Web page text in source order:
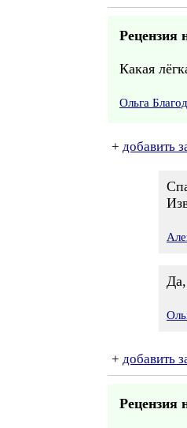
Рецензия
Какая
Ольга
+ добавить
+ добавить
Рецензия